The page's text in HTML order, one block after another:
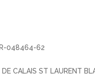
048464-62
CALAIS ST LAURENT